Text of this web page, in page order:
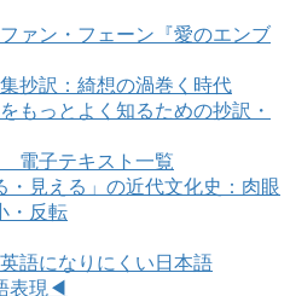
ァン・フェーン『愛のエンブ
抄訳：綺想の渦巻く時代
もっとよく知るための抄訳・
電子テキスト一覧
・見える」の近代文化史：肉眼
・反転
語になりにくい日本語
表現◀